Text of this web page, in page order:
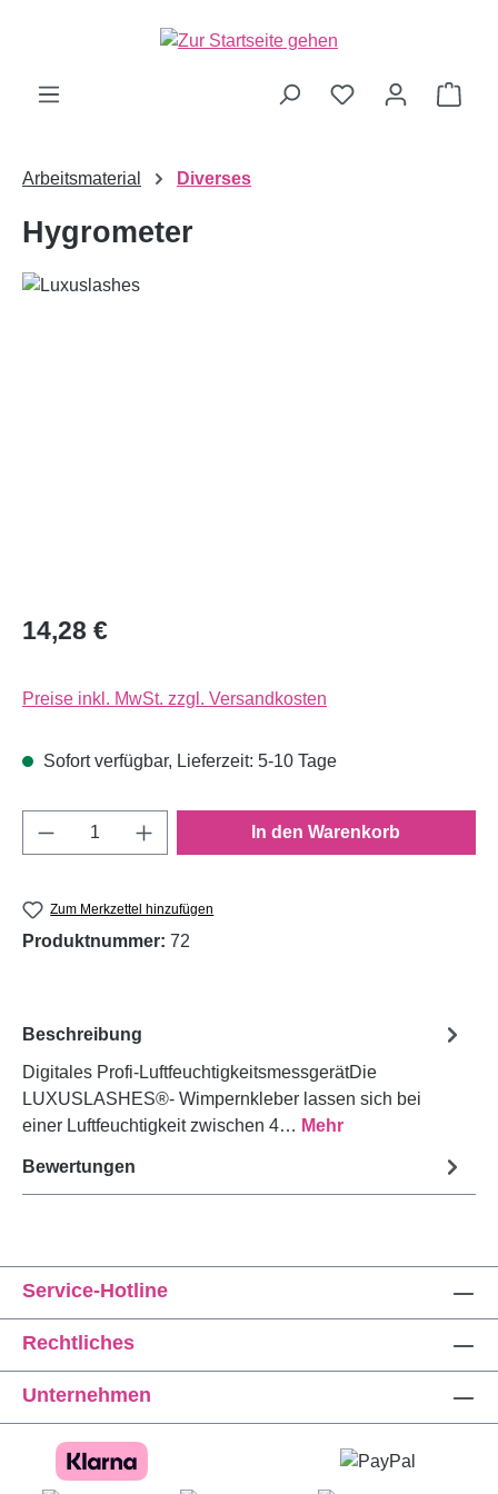
Arbeitsmaterial Diverses
Hygrometer
14,28 €
Preise inkl. MwSt. zzgl. Versandkosten
Sofort verfügbar, Lieferzeit: 5-10 Tage
Produkt Anzahl: Gib den gewünschten
In den Warenkorb
Zum Merkzettel hinzufügen
Produktnummer: 72
Beschreibung
Digitales Profi-LuftfeuchtigkeitsmessgerätDie
LUXUSLASHES®- Wimpernkleber lassen sich bei
einer Luftfeuchtigkeit zwischen 4… Mehr
Bewertungen
Service-Hotline
Rechtliches
Unternehmen